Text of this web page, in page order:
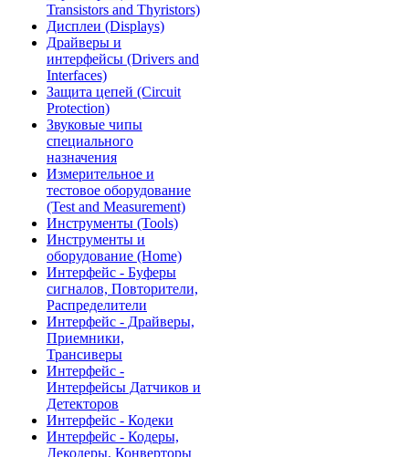
Transistors and Thyristors)
Дисплеи (Displays)
Драйверы и
интерфейсы (Drivers and
Interfaces)
Защита цепей (Circuit
Protection)
Звуковые чипы
специального
назначения
Измерительное и
тестовое оборудование
(Test and Measurement)
Инструменты (Tools)
Инструменты и
оборудование (Home)
Интерфейс - Буферы
сигналов, Повторители,
Распределители
Интерфейс - Драйверы,
Приемники,
Трансиверы
Интерфейс -
Интерфейсы Датчиков и
Детекторов
Интерфейс - Кодеки
Интерфейс - Кодеры,
Декодеры, Конверторы